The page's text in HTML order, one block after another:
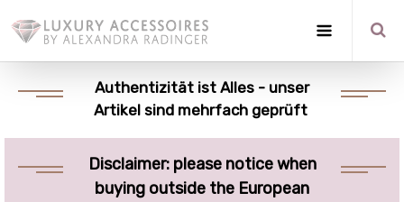
Authentizität ist Alles - unser
Artikel sind mehrfach geprüft
Disclaimer: please notice when
buying outside the European
Optionen
anzeigen
Kategorien